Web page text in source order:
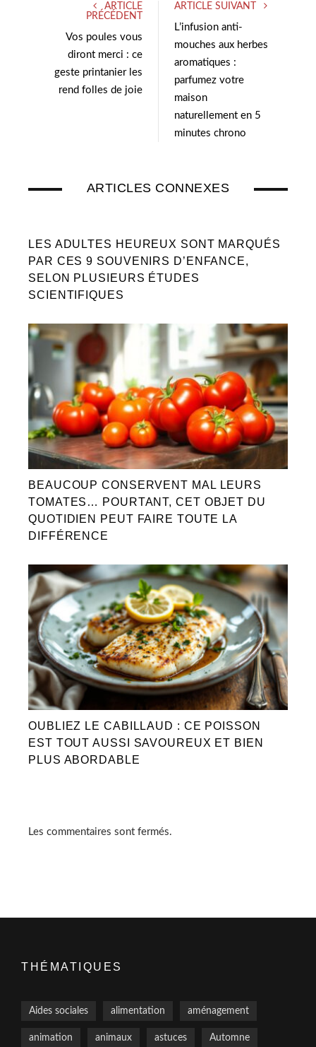
t
r
e
ARTICLE
PRÉCÉDENT
Vos poules vous
diront merci : ce
geste printanier les
rend folles de joie
ARTICLE SUIVANT
L’infusion anti-
mouches aux herbes
aromatiques :
parfumez votre
maison
naturellement en 5
minutes chrono
ARTICLES CONNEXES
LES ADULTES HEUREUX SONT MARQUÉS
PAR CES 9 SOUVENIRS D’ENFANCE,
SELON PLUSIEURS ÉTUDES
SCIENTIFIQUES
BEAUCOUP CONSERVENT MAL LEURS
TOMATES… POURTANT, CET OBJET DU
QUOTIDIEN PEUT FAIRE TOUTE LA
DIFFÉRENCE
OUBLIEZ LE CABILLAUD : CE POISSON
EST TOUT AUSSI SAVOUREUX ET BIEN
PLUS ABORDABLE
Les commentaires sont fermés.
THÉMATIQUES
Aides sociales alimentation aménagement
animation animaux astuces Automne